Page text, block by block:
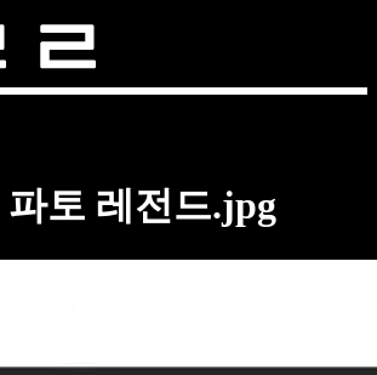
토 레전드.jpg